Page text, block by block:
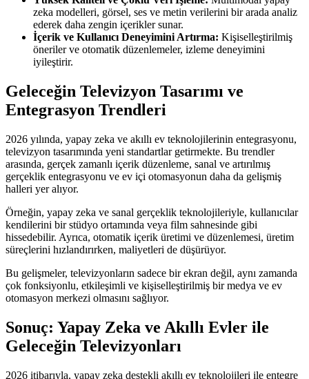
zeka modelleri, görsel, ses ve metin verilerini bir arada analiz
ederek daha zengin içerikler sunar.
İçerik ve Kullanıcı Deneyimini Artırma: Kişiselleştirilmiş
öneriler ve otomatik düzenlemeler, izleme deneyimini
iyileştirir.
Geleceğin Televizyon Tasarımı ve
Entegrasyon Trendleri
2026 yılında, yapay zeka ve akıllı ev teknolojilerinin entegrasyonu,
televizyon tasarımında yeni standartlar getirmekte. Bu trendler
arasında, gerçek zamanlı içerik düzenleme, sanal ve artırılmış
gerçeklik entegrasyonu ve ev içi otomasyonun daha da gelişmiş
halleri yer alıyor.
Örneğin, yapay zeka ve sanal gerçeklik teknolojileriyle, kullanıcılar
kendilerini bir stüdyo ortamında veya film sahnesinde gibi
hissedebilir. Ayrıca, otomatik içerik üretimi ve düzenlemesi, üretim
süreçlerini hızlandırırken, maliyetleri de düşürüyor.
Bu gelişmeler, televizyonların sadece bir ekran değil, aynı zamanda
çok fonksiyonlu, etkileşimli ve kişiselleştirilmiş bir medya ve ev
otomasyon merkezi olmasını sağlıyor.
Sonuç: Yapay Zeka ve Akıllı Evler ile
Geleceğin Televizyonları
2026 itibarıyla, yapay zeka destekli akıllı ev teknolojileri ile entegre